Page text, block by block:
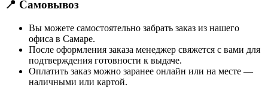
📍 Самовывоз
Вы можете самостоятельно забрать заказ из нашего
офиса в Самаре.
После оформления заказа менеджер свяжется с вами для
подтверждения готовности к выдаче.
Оплатить заказ можно заранее онлайн или на месте —
наличными или картой.